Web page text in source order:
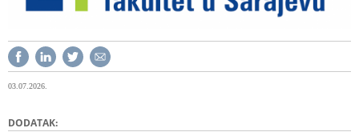
03.07.2026.
DODATAK